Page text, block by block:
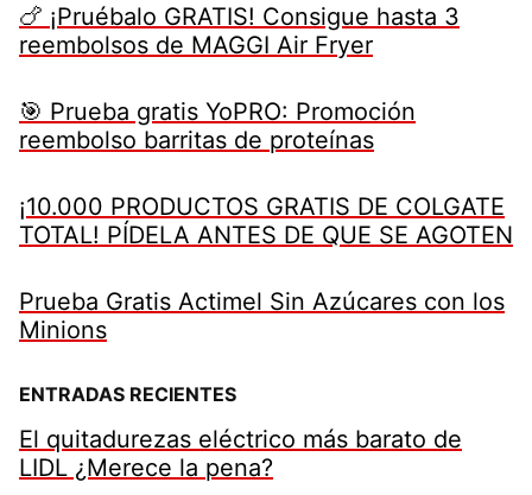
🍗 ¡Pruébalo GRATIS! Consigue hasta 3
reembolsos de MAGGI Air Fryer
🎯 Prueba gratis YoPRO: Promoción
reembolso barritas de proteínas
¡10.000 PRODUCTOS GRATIS DE COLGATE
TOTAL! PÍDELA ANTES DE QUE SE AGOTEN
Prueba Gratis Actimel Sin Azúcares con los
Minions
ENTRADAS RECIENTES
El quitadurezas eléctrico más barato de
LIDL ¿Merece la pena?